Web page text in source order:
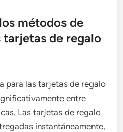
métodos de
de regalo
para las tarjetas de regalo
entre
Las tarjetas de regalo
instantáneamente,